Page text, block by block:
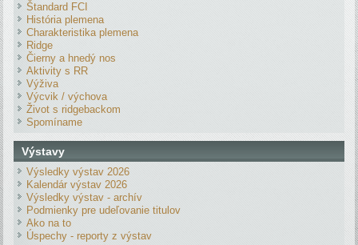
Štandard FCI
História plemena
Charakteristika plemena
Ridge
Čierny a hnedý nos
Aktivity s RR
Výživa
Výcvik / výchova
Život s ridgebackom
Spomíname
Výstavy
Výsledky výstav 2026
Kalendár výstav 2026
Výsledky výstav - archív
Podmienky pre udeľovanie titulov
Ako na to
Úspechy - reporty z výstav